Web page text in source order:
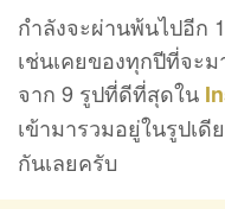
กำลังจะผ่านพ้นไปอีก
เช่นเคยของทุกปีที่จะ
จาก 9 รูปที่ดีที่สุดใน
เข้ามารวมอยู่ในรูปเดี
กันเลยครับ